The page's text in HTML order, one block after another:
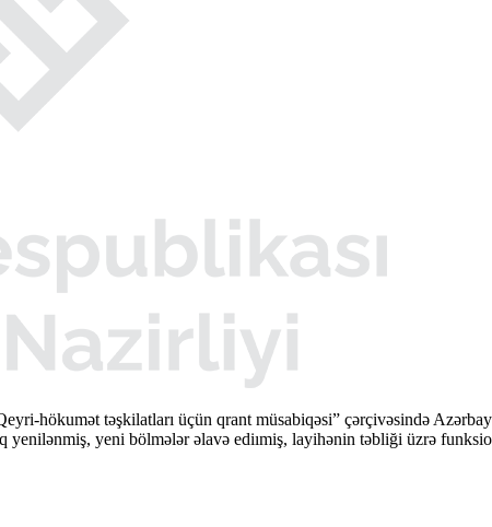
hökumət təşkilatları üçün qrant müsabiqəsi” çərçivəsində
yenilənmiş, yeni bölmələr əlavə ediımiş, layihənin təbliği üzrə